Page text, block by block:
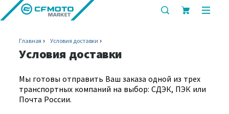
показать
Главная Условия доставки
Условия доставки
Мы готовы отправить Ваш заказа одной из трех
транспортных компаний на выбор: СДЭК, ПЭК или
Почта России.